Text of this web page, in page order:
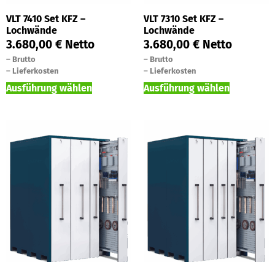
VLT 7410 Set KFZ –
Lochwände
3.680,00 € Netto
– Brutto
– Lieferkosten
Ausführung wählen
VLT 7310 Set KFZ –
Lochwände
3.680,00 € Netto
– Brutto
– Lieferkosten
Ausführung wählen